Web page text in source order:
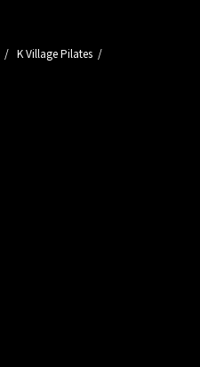
K Village Pilates